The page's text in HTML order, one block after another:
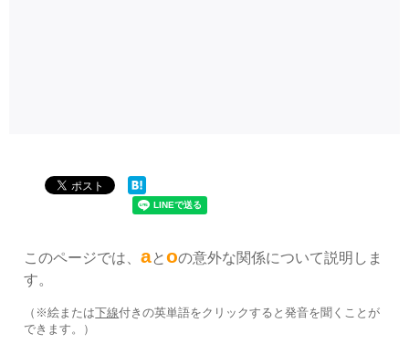
このページでは、aとoの意外な関係について説明しま
す。
（※絵または下線付きの英単語をクリックすると発音を聞くことが
できます。）